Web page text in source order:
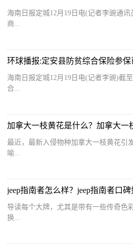
海南日报定城12月19日电(记者李豌通
商...
海南日报定城12月19日电(记者李豌)截
合...
加拿大一枝黄花是什么？加拿大一
最近，最新入侵物种加拿大一枝黄花引
喻...
jeep指南者怎么样？jeep指南者口碑
导读每个大牌，尤其是带有一些传奇色
换...